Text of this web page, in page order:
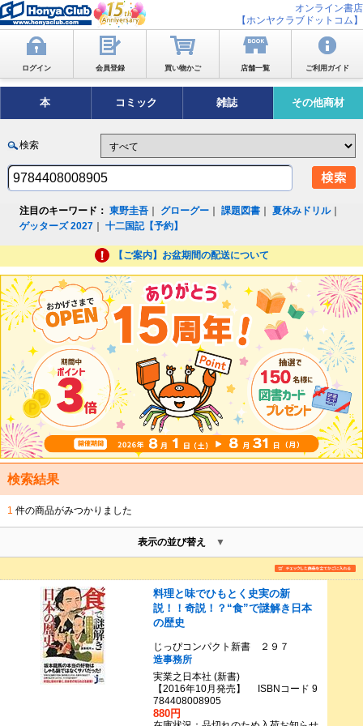
オンライン書店
【ホンヤクラブドットコム】
ログイン 会員登録 買い物かご 店舗一覧 ご利用ガイド
本 コミック 雑誌 その他商材
検索
注目のキーワード： 東野圭吾 グローグー ｜課題図書 ｜夏休みドリル｜
ゲッターズ 2027 ｜十二国記【予約】
【ご案内】お盆期間の配送について
検索結果
1 件の商品がみつかりました
表示の並び替え
料理と味でひもとく史実の新
説！！奇説！？“食”で謎解き日本
の歴史
じっぴコンパクト新書 ２９７
造事務所
実業之日本社 (新書)
【2016年10月発売】 ISBNコード 9
784408008905
880円